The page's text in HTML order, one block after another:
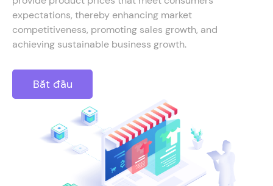
expectations, thereby enhancing market
competitiveness, promoting sales growth, and
achieving sustainable business growth.
Bắt đầu